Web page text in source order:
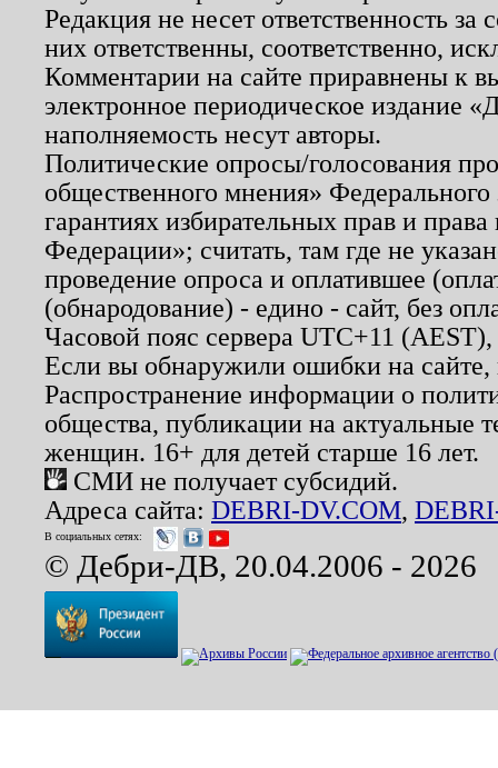
Редакция не несет ответственность
них ответственны, соответственно,
Комментарии на сайте приравнены к
электронное периодическое издание
наполняемость несут авторы.
Политические опросы/голосования
общественного мнения»
гарантиях избирательных прав и
Федерации»; считать, там где не
проведение опроса и оплатившее
(обнародование) - едино - сайт, без
Часовой пояс сервера UTC+11
Если вы обнаружили ошибки на
Распространение информации о
общества, публикации на актуальные
женщин. 16+ для детей старше 16 лет.
СМИ не получает субсидий.
Адреса сайта: DEBRI-DV.COM,
В социальных сетях:
© Дебри-ДВ, 20.04.2006 - 2026